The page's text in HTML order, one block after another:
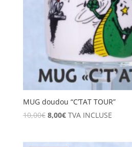
MUG doudou “C’TAT TOUR”
10,00€ 8,00€ TVA INCLUSE